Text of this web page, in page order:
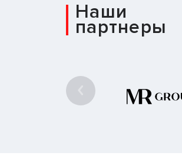
Наши
партнеры